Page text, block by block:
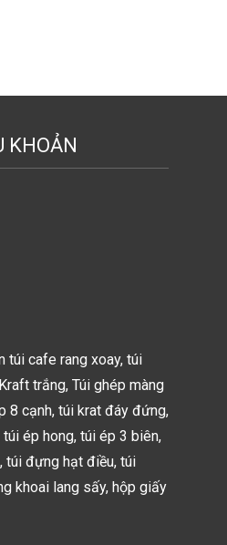
KHOẢN
túi cafe rang xoay, túi
trắng, Túi ghép màng
8 cạnh, túi krat đáy đứng,
ép hong, túi ép 3 biên,
túi đựng hạt điều, túi
khoai lang sấy, hộp giấy